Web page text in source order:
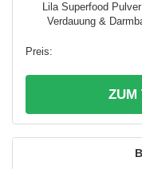
Lila Superfood
Verdauung &
ZUM